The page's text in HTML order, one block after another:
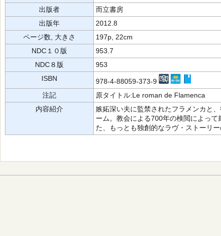
出版者
而立書房
出版年
2012.8
ページ数, 大きさ
197p, 22cm
NDC１０版
953.7
NDC８版
953
ISBN
978-4-88059-373-9
注記
原タイトル:Le roman de Flamenca
内容紹介
嫉妬深い夫に監禁されたフラメンカと
ーム。教会による700年の検閲によっ
た、もっとも独創的なラヴ・ストーリ